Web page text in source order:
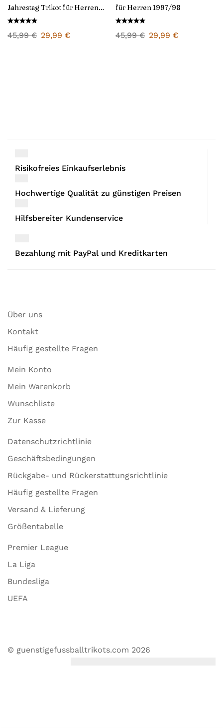
Jahrestag Trikot für Herren
2018/19
45,99€ 29,99 €
für Herren 1997/98
45,99€ 29,99 €
Risikofreies Einkaufserlebnis
Hochwertige Qualität zu günstigen Preisen
Hilfsbereiter Kundenservice
Bezahlung mit PayPal und Kreditkarten
Über uns
Kontakt
Häufig gestellte Fragen
Mein Konto
Mein Warenkorb
Wunschliste
Zur Kasse
Datenschutzrichtlinie
Geschäftsbedingungen
Rückgabe- und Rückerstattungsrichtlinie
Häufig gestellte Fragen
Versand & Lieferung
Größentabelle
Premier League
La Liga
Bundesliga
UEFA
© guenstigefussballtrikots.com 2026